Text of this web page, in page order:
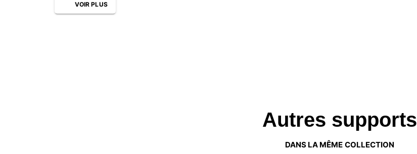
VOIR PLUS
Autres supports
DANS LA MÊME COLLECTION